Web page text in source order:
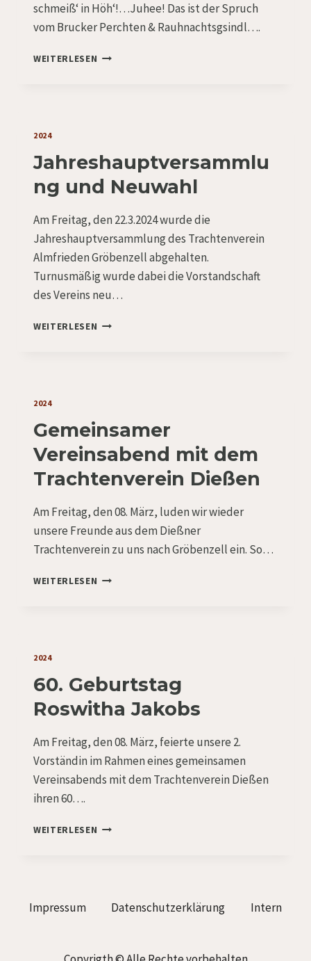
schmeiß‘ in Höh‘!…Juhee! Das ist der Spruch
vom Brucker Perchten & Rauhnachtsgsindl….
WEITERLESEN VON
2024
Jahreshauptversammlu
ng und Neuwahl
Am Freitag, den 22.3.2024 wurde die
Jahreshauptversammlung des Trachtenverein
Almfrieden Gröbenzell abgehalten.
Turnusmäßig wurde dabei die Vorstandschaft
des Vereins neu…
WEITERLESEN JAHRESHAUPTVERSAMMLUNG
2024
Gemeinsamer
Vereinsabend mit dem
Trachtenverein Dießen
Am Freitag, den 08. März, luden wir wieder
unsere Freunde aus dem Dießner
Trachtenverein zu uns nach Gröbenzell ein. So…
WEITERLESEN GEMEINSAMER
2024
60. Geburtstag
Roswitha Jakobs
Am Freitag, den 08. März, feierte unsere 2.
Vorständin im Rahmen eines gemeinsamen
Vereinsabends mit dem Trachtenverein Dießen
ihren 60….
WEITERLESEN 60.
Impressum Datenschutzerklärung Intern